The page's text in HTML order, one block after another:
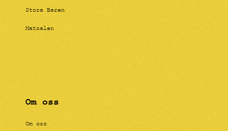
Stora Baren
Matsalen
Om oss
Om oss